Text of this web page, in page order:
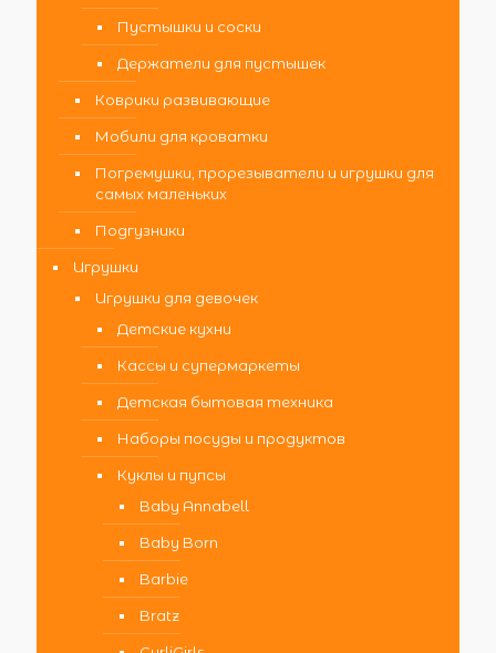
Пустышки и соски
Держатели для пустышек
Коврики развивающие
Мобили для кроватки
Погремушки, прорезыватели и игрушки для
самых маленьких
Подгузники
Игрушки
Игрушки для девочек
Детские кухни
Кассы и супермаркеты
Детская бытовая техника
Наборы посуды и продуктов
Куклы и пупсы
Baby Annabell
Baby Born
Barbie
Bratz